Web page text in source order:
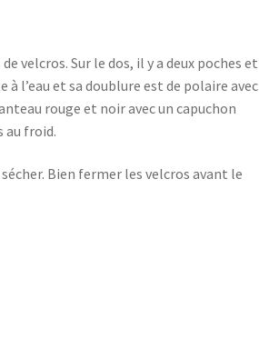
velcros. Sur le dos, il y a deux poches et
l’eau et sa doublure est de polaire avec
rouge et noir avec un capuchon
au froid.
Bien fermer les velcros avant le